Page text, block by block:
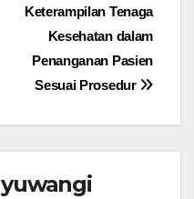
Keterampilan Tenaga
Kesehatan dalam
Penanganan Pasien
Sesuai Prosedur